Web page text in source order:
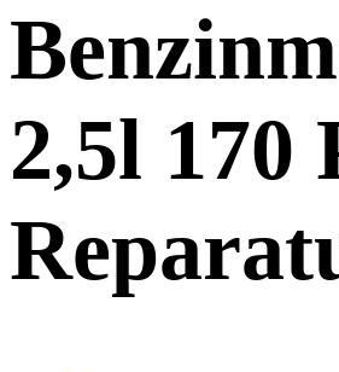
2,5l 170